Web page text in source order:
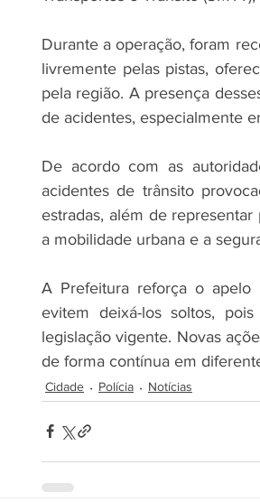
Durante a operação, foram
livremente pelas pistas,
pela região. A presença
de acidentes, especialmente
De acordo com as
acidentes de trânsito
estradas, além de
a mobilidade urbana e a
A Prefeitura reforça o
evitem deixá-los soltos,
legislação vigente. Novas
de forma contínua em
Cidade Polícia Notícias